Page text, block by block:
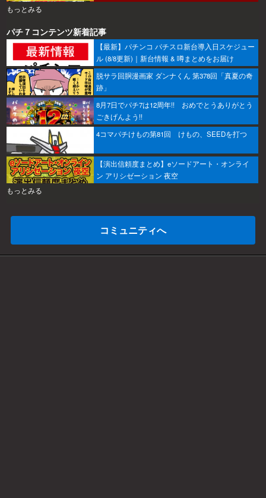
もっとみる
パチ７コンテンツ新着記事
【最新】パチンコ パチスロ新台導入日スケジュー
ル (8/8更新)｜新台情報 & 噂まとめをお届け
脱サラ回胴漫画家 ダンナくん 第378回「真夏の奇
跡」
8月7日でパチ7は12周年!! おめでとうありがとう
ごきげんよう!!
4コマパチけもの第81回 けもの、SEEDを打つ
【演出信頼度まとめ】eソードアート・オンライ
ン アリシゼーション 夜空
もっとみる
コミュニティへ